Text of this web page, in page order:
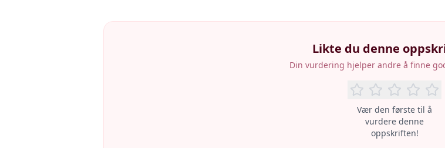
Likte du denne
Din vurdering hjelper andre å finne
Vær den første til å
vurdere denne
oppskriften!